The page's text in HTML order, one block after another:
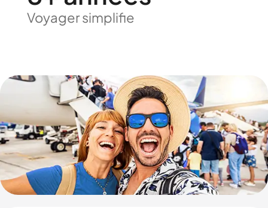
Voyager simplifie